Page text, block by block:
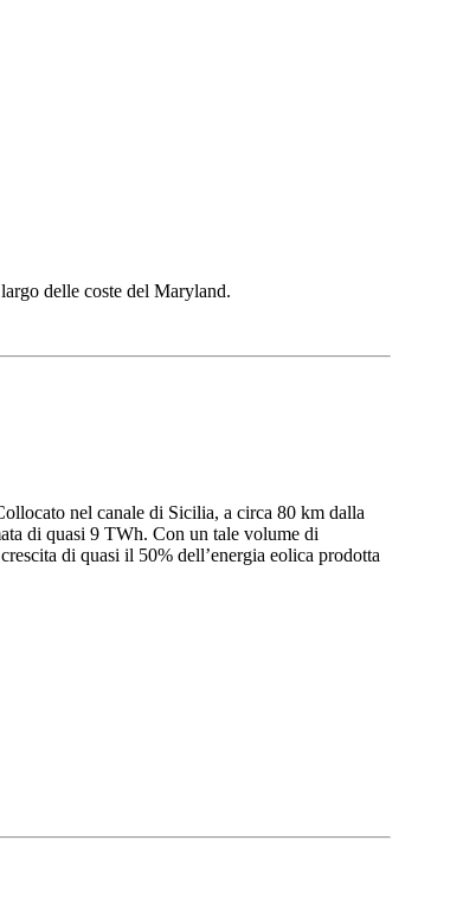
delle coste del Maryland.
nel canale di Sicilia, a circa 80 km dalla
di quasi 9 TWh. Con un tale volume di
di quasi il 50% dell’energia eolica prodotta